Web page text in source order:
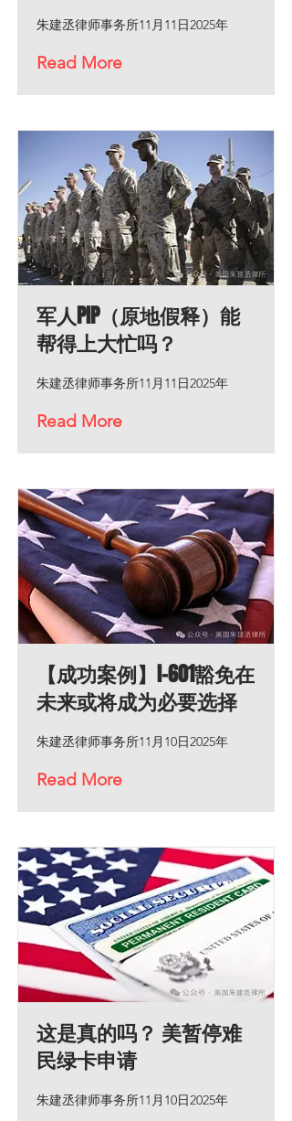
朱建丞律师事务所11月11日2025年
Read More
军人PIP（原地假释）能
帮得上大忙吗？
朱建丞律师事务所11月11日2025年
Read More
【成功案例】I-601豁免在
未来或将成为必要选择
朱建丞律师事务所11月10日2025年
Read More
这是真的吗？ 美暂停难
民绿卡申请
朱建丞律师事务所11月10日2025年